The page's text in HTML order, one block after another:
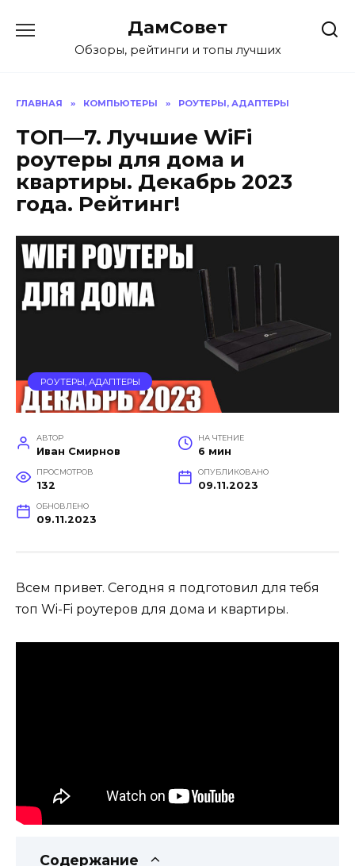
содержанию
ДамСовет
Обзоры, рейтинги и топы лучших
ГЛАВНАЯ » КОМПЬЮТЕРЫ » РОУТЕРЫ, АДАПТЕРЫ
ТОП—7. Лучшие WiFi
роутеры для дома и
квартиры. Декабрь 2023
года. Рейтинг!
РОУТЕРЫ, АДАПТЕРЫ
АВТОР
Иван Смирнов
НА ЧТЕНИЕ
6 мин
ПРОСМОТРОВ
132
ОПУБЛИКОВАНО
09.11.2023
ОБНОВЛЕНО
09.11.2023
Всем привет. Сегодня я подготовил для тебя
топ Wi-Fi роутеров для дома и квартиры.
Содержание